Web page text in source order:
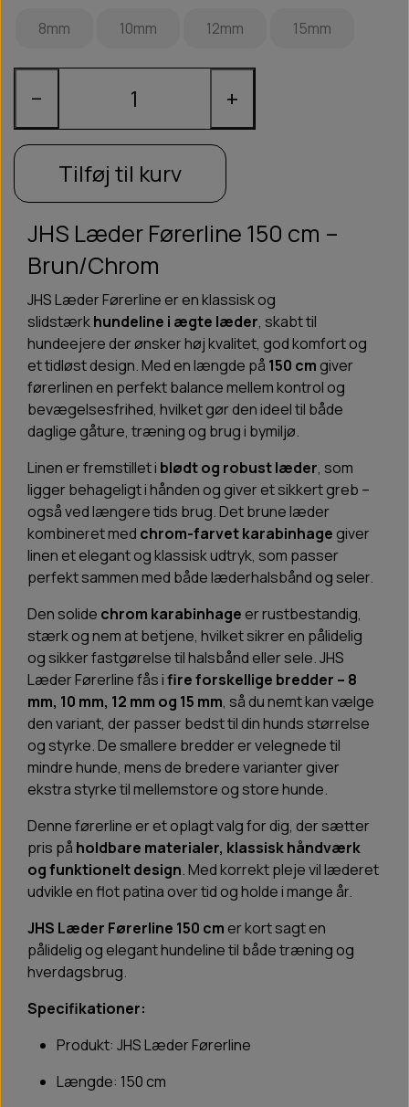
8mm 10mm 12mm 15mm
− +
Tilføj til kurv
JHS Læder Førerline 150 cm –
Brun/Chrom
JHS Læder Førerline er en klassisk og
slidstærkhundeline i ægte læder, skabt til
hundeejere der ønsker høj kvalitet, god komfort og
et tidløst design. Med en længde på 150 cmgiver
førerlinen en perfekt balance mellem kontrol og
bevægelsesfrihed, hvilket gør den ideel til både
daglige gåture, træning og brug i bymiljø.
Linen er fremstillet i blødt og robust læder, som
ligger behageligt i hånden og giver et sikkert greb –
også ved længere tids brug. Det brune læder
kombineret med chrom-farvet karabinhagegiver
linen et elegant og klassisk udtryk, som passer
perfekt sammen med både læderhalsbånd og seler.
Den solide chrom karabinhageer rustbestandig,
stærk og nem at betjene, hvilket sikrer en pålidelig
og sikker fastgørelse til halsbånd eller sele. JHS
Læder Førerline fås ifire forskellige bredder – 8
mm, 10 mm, 12 mm og 15 mm, så du nemt kan vælge
den variant, der passer bedst til din hunds størrelse
og styrke. De smallere bredder er velegnede til
mindre hunde, mens de bredere varianter giver
ekstra styrke til mellemstore og store hunde.
Denne førerline er et oplagt valg for dig, der sætter
pris på holdbare materialer, klassisk håndværk
og funktionelt design. Med korrekt pleje vil læderet
udvikle en flot patina over tid og holde i mange år.
JHS Læder Førerline 150 cmer kort sagt en
pålidelig og elegant hundeline til både træning og
hverdagsbrug.
Specifikationer:
Produkt: JHS Læder Førerline
Længde: 150 cm